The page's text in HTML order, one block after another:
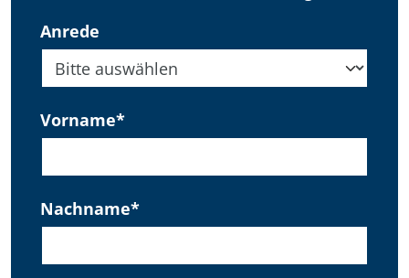
Anrede
Vorname*
Nachname*